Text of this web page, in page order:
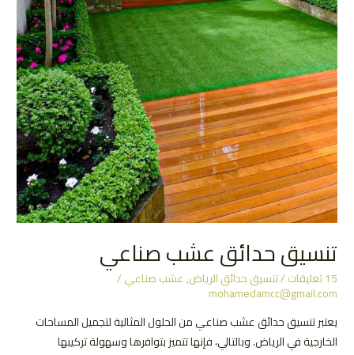
تنسيق حدائق عشب صناعي
15 تعليقات /تنسيق حدائق الرياض,عشب صناعي/
mohamedamcc@gmail.com
يعتبر تنسيق حدائق عشب صناعي من الحلول المثالية لتجميل المساحات
الخارجية في الرياض. وبالتالي، فإنها تتميز بتوافرها وسهولة تركيبها